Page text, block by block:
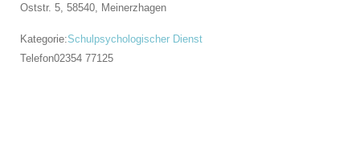
Oststr. 5, 58540, Meinerzhagen
Kategorie:Schulpsychologischer Dienst
Telefon02354 77125